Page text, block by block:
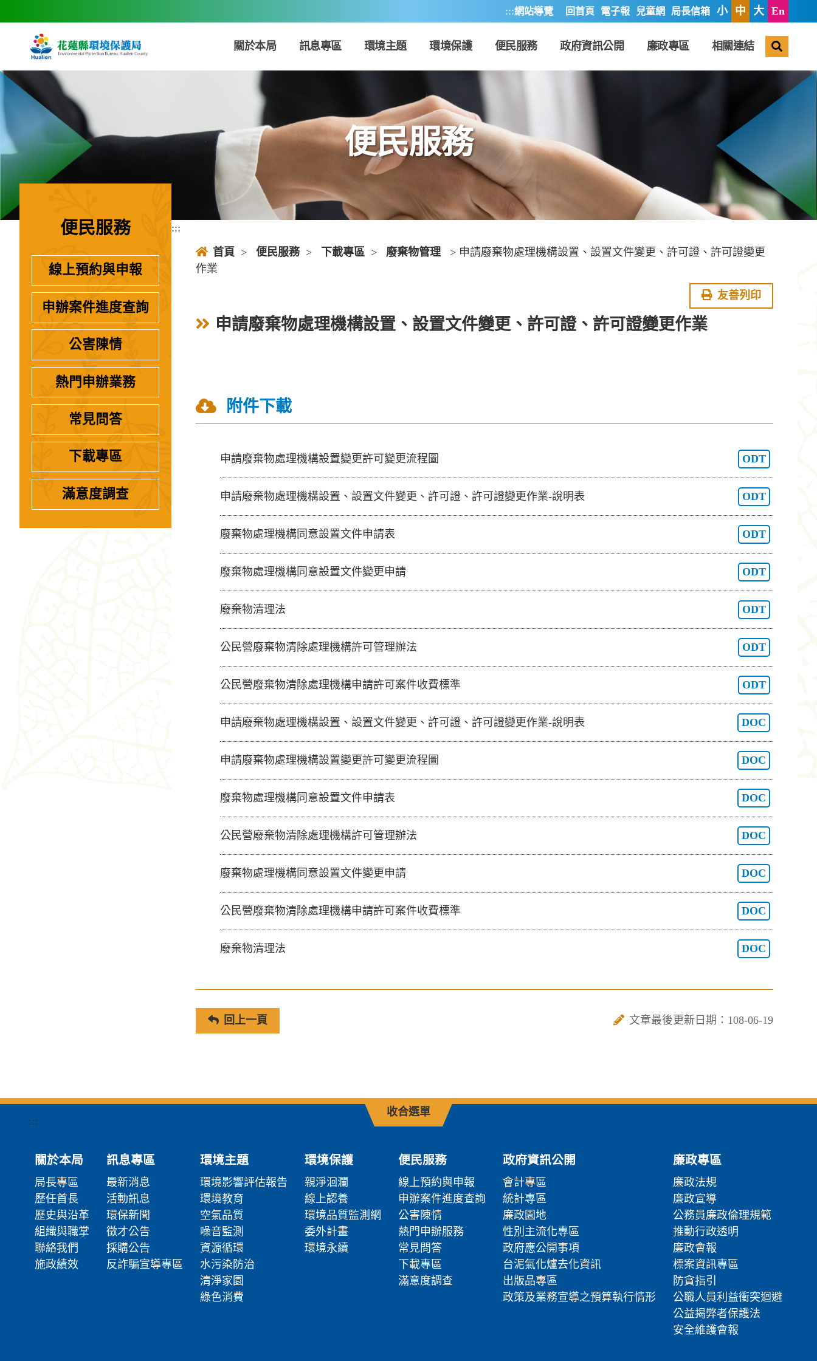
:::網站導覽 回首頁 電子報 兒童網 局長信箱 小 中 大 En
關於本局 訊息專區 環境主題 環境保護 便民服務 政府資訊公開 廉政專區 相關連結
便民服務
便民服務
線上預約與申報
申辦案件進度查詢
公害陳情
熱門申辦業務
常見問答
下載專區
滿意度調查
:::
首頁 > 便民服務 > 下載專區 > 廢棄物管理
> 申請廢棄物處理機構設置、設置文件變更、許可證、許可證變更
作業
友善列印
申請廢棄物處理機構設置、設置文件變更、許可證、許可證變更作業
附件下載
申請廢棄物處理機構設置變更許可變更流程圖 ODT
申請廢棄物處理機構設置、設置文件變更、許可證、許可證變更作業-說明表 ODT
廢棄物處理機構同意設置文件申請表 ODT
廢棄物處理機構同意設置文件變更申請 ODT
廢棄物清理法 ODT
公民營廢棄物清除處理機構許可管理辦法 ODT
公民營廢棄物清除處理機構申請許可案件收費標準 ODT
申請廢棄物處理機構設置、設置文件變更、許可證、許可證變更作業-說明表 DOC
申請廢棄物處理機構設置變更許可變更流程圖 DOC
廢棄物處理機構同意設置文件申請表 DOC
公民營廢棄物清除處理機構許可管理辦法 DOC
廢棄物處理機構同意設置文件變更申請 DOC
公民營廢棄物清除處理機構申請許可案件收費標準 DOC
廢棄物清理法 DOC
回上一頁 文章最後更新日期：108-06-19
收合選單
:::
關於本局
局長專區
歷任首長
歷史與沿革
組織與職掌
聯絡我們
施政績效
訊息專區
最新消息
活動訊息
環保新聞
徵才公告
採購公告
反詐騙宣導專區
環境主題
環境影響評估報告
環境教育
空氣品質
噪音監測
資源循環
水污染防治
清淨家園
綠色消費
環境保護
親淨洄瀾
線上認養
環境品質監測網
委外計畫
環境永續
便民服務
線上預約與申報
申辦案件進度查詢
公害陳情
熱門申辦服務
常見問答
下載專區
滿意度調查
政府資訊公開
會計專區
統計專區
廉政園地
性別主流化專區
政府應公開事項
台泥氣化爐去化資訊
出版品專區
政策及業務宣導之預算執行情形
廉政專區
廉政法規
廉政宣導
公務員廉政倫理規範
推動行政透明
廉政會報
標案資訊專區
防貪指引
公職人員利益衝突迴避
公益揭弊者保護法
安全維護會報